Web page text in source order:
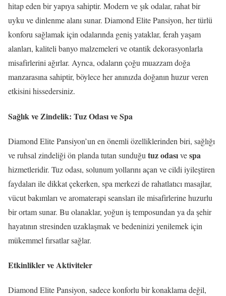
hitap eden bir yapıya sahiptir. Modern ve şık odalar, rahat bir
uyku ve dinlenme alanı sunar. Diamond Elite Pansiyon, her türlü
konforu sağlamak için odalarında geniş yataklar, ferah yaşam
alanları, kaliteli banyo malzemeleri ve otantik dekorasyonlarla
misafirlerini ağırlar. Ayrıca, odaların çoğu muazzam doğa
manzarasına sahiptir, böylece her anınızda doğanın huzur veren
etkisini hissedersiniz.
Sağlık ve Zindelik: Tuz Odası ve Spa
Diamond Elite Pansiyon’un en önemli özelliklerinden biri, sağlığı
ve ruhsal zindeliği ön planda tutan sunduğu tuz odasıvespa
hizmetleridir. Tuz odası, solunum yollarını açan ve cildi iyileştiren
faydaları ile dikkat çekerken, spa merkezi de rahatlatıcı masajlar,
vücut bakımları ve aromaterapi seansları ile misafirlerine huzurlu
bir ortam sunar. Bu olanaklar, yoğun iş temposundan ya da şehir
hayatının stresinden uzaklaşmak ve bedeninizi yenilemek için
mükemmel fırsatlar sağlar.
Etkinlikler ve Aktiviteler
Diamond Elite Pansiyon, sadece konforlu bir konaklama değil,